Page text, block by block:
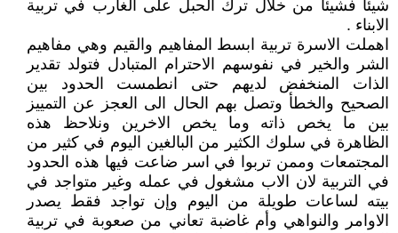
شيئا فشيئا من خلال ترك الحبل على الغارب في تربية
الابناء .
اهملت الاسرة تربية ابسط المفاهيم والقيم وهي مفاهيم
الشر والخير في نفوسهم الاحترام المتبادل فتولد تقدير
الذات المنخفض لديهم حتى انطمست الحدود بين
الصحيح والخطأ وتصل بهم الحال الى العجز عن التمييز
بين ما يخص ذاته وما يخص الاخرين ونلاحظ هذه
الظاهرة في سلوك الكثير من البالغين اليوم في كثير من
المجتمعات وممن تربوا في اسر ضاعت فيها هذه الحدود
في التربية لان الاب مشغول في عمله وغير متواجد في
بيته لساعات طويلة من اليوم وإن تواجد فقط يصدر
الاوامر والنواهي وأم غاضبة تعاني من صعوبة في تربية